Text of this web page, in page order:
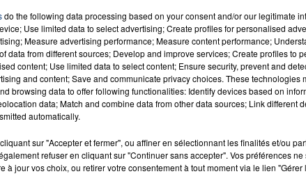
RADIO CONTACT
do the following data processing based on your consent and/or our legitimate
Use limited data to select advertising; Create profiles for personalised
Measure advertising performance; Measure content performance;
data from different sources; Develop and improve services; Create profiles to
content; Use limited data to select content; Ensure security, prevent and
and content; Save and communicate privacy choices. These technologies
browsing data to offer following functionalities: Identify devices based on
data; Match and combine data from other data sources; Link different
automatically.
sur "Accepter et fermer", ou affiner en sélectionnant les finalités et/ou
refuser en cliquant sur "Continuer sans accepter". Vos préférences
à jour vos choix, ou retirer votre consentement à tout moment via le lien